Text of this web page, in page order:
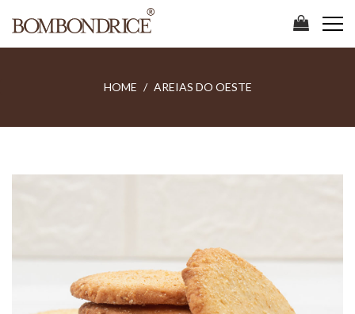
HOME AREIAS DO OESTE